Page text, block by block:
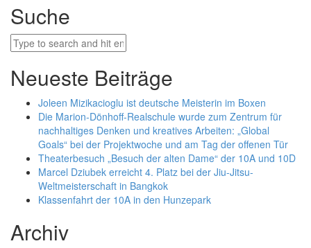
Suche
Neueste Beiträge
Joleen Mizikacioglu ist deutsche Meisterin im Boxen
Die Marion-Dönhoff-Realschule wurde zum Zentrum für
nachhaltiges Denken und kreatives Arbeiten: „Global
Goals“ bei der Projektwoche und am Tag der offenen Tür
Theaterbesuch „Besuch der alten Dame“ der 10A und 10D
Marcel Dziubek erreicht 4. Platz bei der Jiu-Jitsu-
Weltmeisterschaft in Bangkok
Klassenfahrt der 10A in den Hunzepark
Archiv